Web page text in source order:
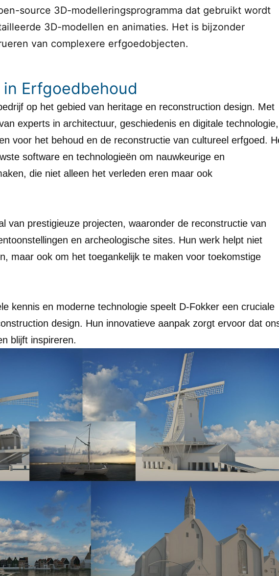
source 3D-modelleringsprogramma dat gebruikt wordt
3D-modellen en animaties. Het is bijzonder
van complexere erfgoedobjecten.
Erfgoedbehoud
op het gebied van heritage en reconstruction design. Met
experts in architectuur, geschiedenis en digitale technologie,
voor het behoud en de reconstructie van cultureel erfgoed.
software en technologieën om nauwkeurige en
die niet alleen het verleden eren maar ook
van prestigieuze projecten, waaronder de reconstructie van
en archeologische sites. Hun werk helpt niet
maar ook om het toegankelijk te maken voor toekomstige
kennis en moderne technologie speelt D-Fokker een cruciale
design. Hun innovatieve aanpak zorgt ervoor dat
blijft inspireren.